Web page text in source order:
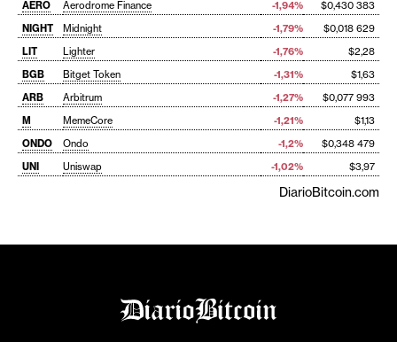
AERO Aerodrome Finance -1,94%
$0,430 383
NIGHT
Midnight -1,79%
$0,018 629
LIT
Lighter -1,76%
$2,28
BGB
Bitget Token -1,31%
$1,63
ARB
Arbitrum -1,27%
$0,077 993
M
MemeCore -1,21%
$1,13
ONDO
Ondo -1,2%
$0,348 479
UNI
Uniswap -1,02% $3,97
DiarioBitcoin.com